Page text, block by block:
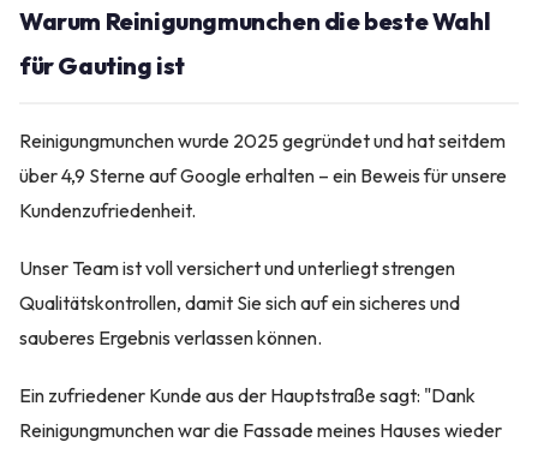
Warum Reinigungmunchen die beste Wahl
für Gauting ist
Reinigungmunchen wurde 2025 gegründet und hat seitdem
über 4,9 Sterne auf Google erhalten – ein Beweis für unsere
Kundenzufriedenheit.
Unser Team ist voll versichert und unterliegt strengen
Qualitätskontrollen, damit Sie sich auf ein sicheres und
sauberes Ergebnis verlassen können.
Ein zufriedener Kunde aus der Hauptstraße sagt: "Dank
Reinigungmunchen war die Fassade meines Hauses wieder